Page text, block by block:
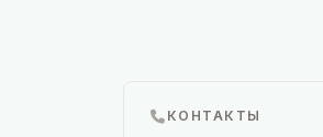
КОНТАКТЫ